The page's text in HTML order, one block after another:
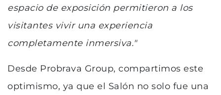
espacio de exposición permitieron a los
visitantes vivir una experiencia
completamente inmersiva."
Desde Probrava Group, compartimos este
optimismo, ya que el Salón no solo fue una